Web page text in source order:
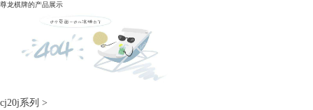
尊龙棋牌的产品展示
cj20j系列 >